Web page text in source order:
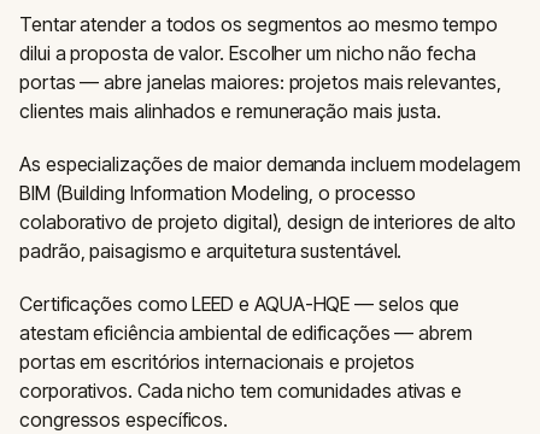
Tentar atender a todos os segmentos ao mesmo tempo
dilui a proposta de valor. Escolher um nicho não fecha
portas — abre janelas maiores: projetos mais relevantes,
clientes mais alinhados e remuneração mais justa.
As especializações de maior demanda incluem modelagem
BIM (Building Information Modeling, o processo
colaborativo de projeto digital), design de interiores de alto
padrão, paisagismo e arquitetura sustentável.
Certificações como LEED e AQUA-HQE — selos que
atestam eficiência ambiental de edificações — abrem
portas em escritórios internacionais e projetos
corporativos. Cada nicho tem comunidades ativas e
congressos específicos.